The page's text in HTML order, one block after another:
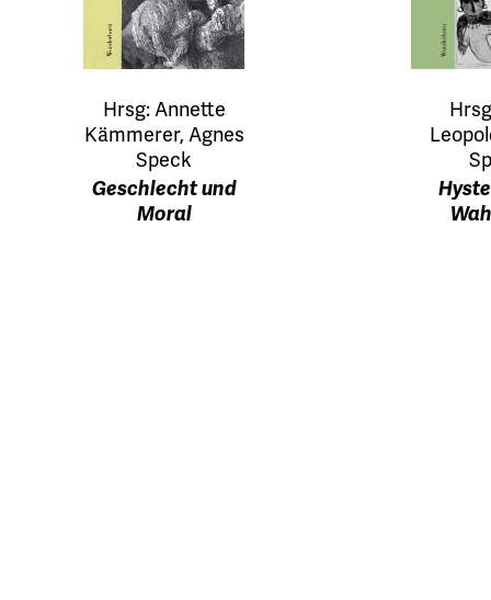
Hrsg: Annette
Kämmerer, Agnes
Speck
Geschlecht und
Moral